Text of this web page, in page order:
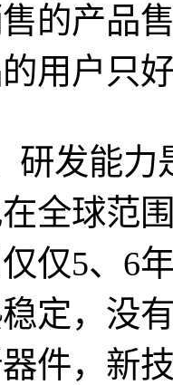
的产品
用户只
发能力是
全球范
仅5、6
定，没
件，新